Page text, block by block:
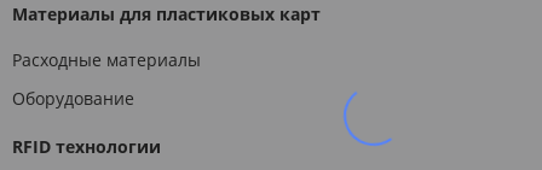
Материалы для пластиковых карт
Расходные материалы
Оборудование
RFID технологии